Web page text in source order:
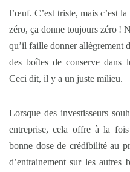
l’œuf. C’est triste, mais c’est
zéro, ça donne toujours zéro !
qu’il faille donner allègrement
des boîtes de conserve dans
Ceci dit, il y a un juste milieu.
Lorsque des investisseurs
entreprise, cela offre à la
bonne dose de crédibilité au
d’entrainement sur les autres